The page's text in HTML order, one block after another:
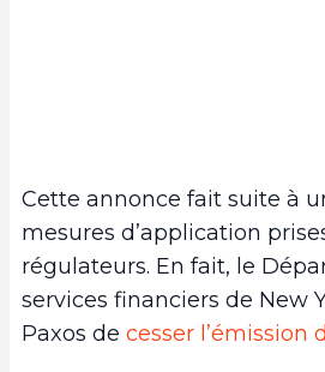
Cette annonce fait suite à
mesures d’application
régulateurs. En fait, le
services financiers de New
Paxos de cesser l’émission